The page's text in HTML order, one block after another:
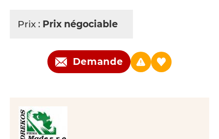
Prix : Prix négociable
Demande